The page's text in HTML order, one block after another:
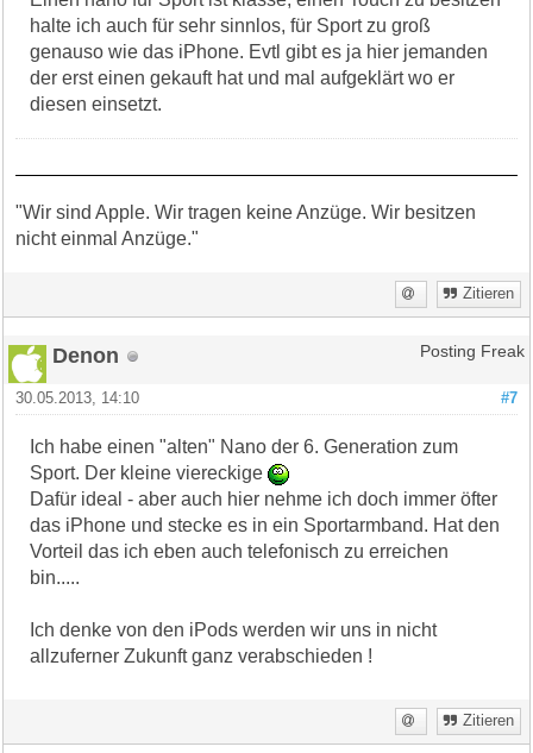
halte ich auch für sehr sinnlos, für Sport zu groß
genauso wie das iPhone. Evtl gibt es ja hier jemanden
der erst einen gekauft hat und mal aufgeklärt wo er
diesen einsetzt.
"Wir sind Apple. Wir tragen keine Anzüge. Wir besitzen
nicht einmal Anzüge."
Zitieren
Denon Posting Freak
#7
30.05.2013, 14:10
Ich habe einen "alten" Nano der 6. Generation zum
Sport. Der kleine viereckige
Dafür ideal - aber auch hier nehme ich doch immer öfter
das iPhone und stecke es in ein Sportarmband. Hat den
Vorteil das ich eben auch telefonisch zu erreichen
bin.....
Ich denke von den iPods werden wir uns in nicht
allzuferner Zukunft ganz verabschieden !
Zitieren